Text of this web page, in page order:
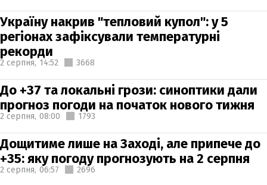
Україну накрив "тепловий купол": у 5
регіонах зафіксували температурні
рекорди
2 серпня, 14:52 3668
До +37 та локальні грози: синоптики дали
прогноз погоди на початок нового тижня
2 серпня, 08:00 1793
Дощитиме лише на Заході, але припече до
+35: яку погоду прогнозують на 2 серпня
2 серпня, 06:57 2696